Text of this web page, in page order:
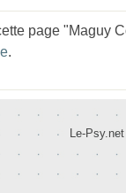
page "Maguy
.
Le-